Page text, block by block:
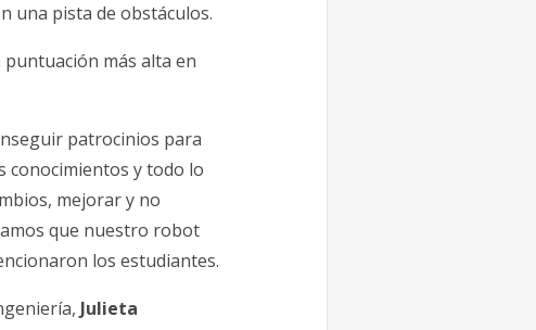
una pista de obstáculos.
más alta en
patrocinios para
conocimientos y todo lo
mejorar y no
que nuestro robot
los estudiantes.
Julieta